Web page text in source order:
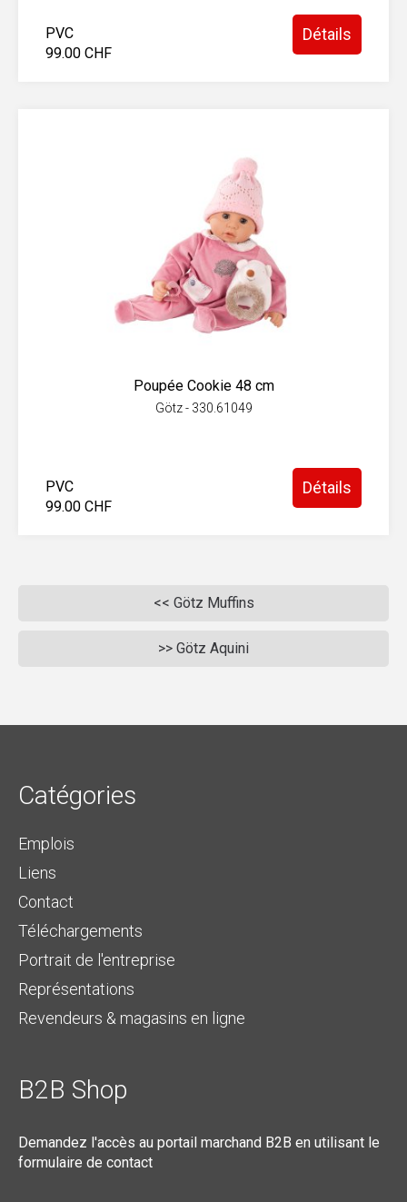
PVC
99.00 CHF
Détails
Poupée Cookie 48 cm
Götz - 330.61049
PVC
99.00 CHF
Détails
<< Götz Muffins
>> Götz Aquini
Catégories
Emplois
Liens
Contact
Téléchargements
Portrait de l'entreprise
Représentations
Revendeurs & magasins en ligne
B2B Shop
Demandez l'accès au portail marchand B2B en utilisant le
formulaire de contact